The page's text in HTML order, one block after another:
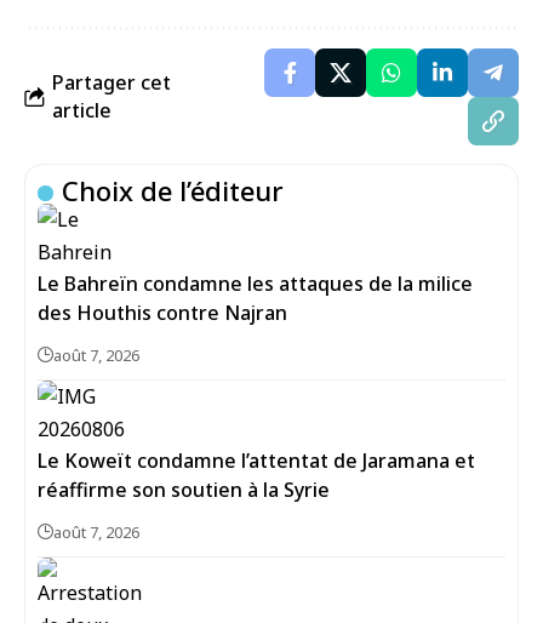
Partager cet
article
Choix de l’éditeur
Le Bahreïn condamne les attaques de la milice
des Houthis contre Najran
août 7, 2026
Le Koweït condamne l’attentat de Jaramana et
réaffirme son soutien à la Syrie
août 7, 2026